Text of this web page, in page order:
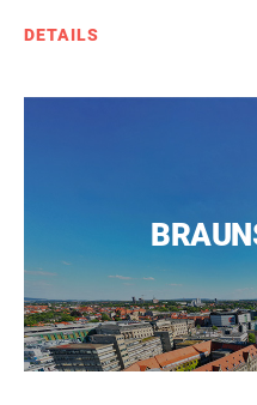
DETAILS